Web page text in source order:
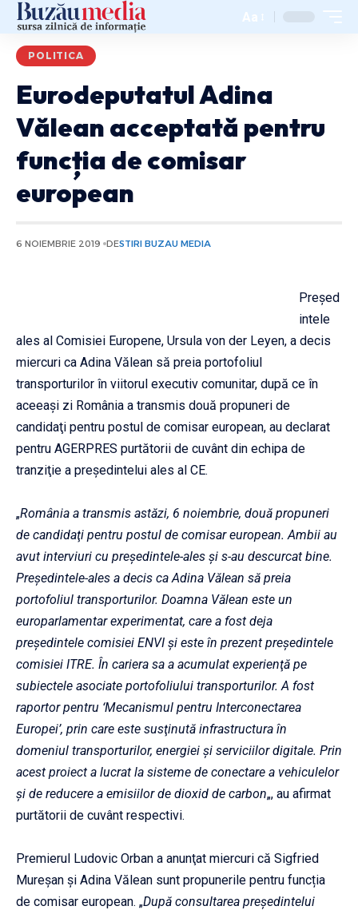
Aa
POLITICA
Eurodeputatul Adina
Vălean acceptată pentru
funcția de comisar
european
6 NOIEMBRIE 2019 DESTIRI BUZAU MEDIA
Preşed
intele
ales al Comisiei Europene, Ursula von der Leyen, a decis
miercuri ca Adina Vălean să preia portofoliul
transporturilor în viitorul executiv comunitar, după ce în
aceeaşi zi România a transmis două propuneri de
candidaţi pentru postul de comisar european, au declarat
pentru AGERPRES purtătorii de cuvânt din echipa de
tranziţie a preşedintelui ales al CE.
„România a transmis astăzi, 6 noiembrie, două propuneri
de candidaţi pentru postul de comisar european. Ambii au
avut interviuri cu preşedintele-ales şi s-au descurcat bine.
Preşedintele-ales a decis ca Adina Vălean să preia
portofoliul transporturilor. Doamna Vălean este un
europarlamentar experimentat, care a fost deja
preşedintele comisiei ENVI şi este în prezent preşedintele
comisiei ITRE. În cariera sa a acumulat experienţă pe
subiectele asociate portofoliului transporturilor. A fost
raportor pentru ‘Mecanismul pentru Interconectarea
Europei’, prin care este susţinută infrastructura în
domeniul transporturilor, energiei şi serviciilor digitale. Prin
acest proiect a lucrat la sisteme de conectare a vehiculelor
şi de reducere a emisiilor de dioxid de carbon„, au afirmat
purtătorii de cuvânt respectivi.
Premierul Ludovic Orban a anunţat miercuri că Sigfried
Mureșan și Adina Vălean sunt propunerile pentru funcția
de comisar european. „După consultarea preşedintelui